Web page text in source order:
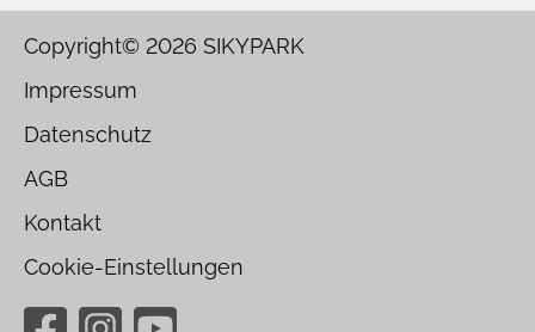
Copyright© 2026 SIKYPARK
Impressum
Datenschutz
AGB
Kontakt
Cookie-Einstellungen